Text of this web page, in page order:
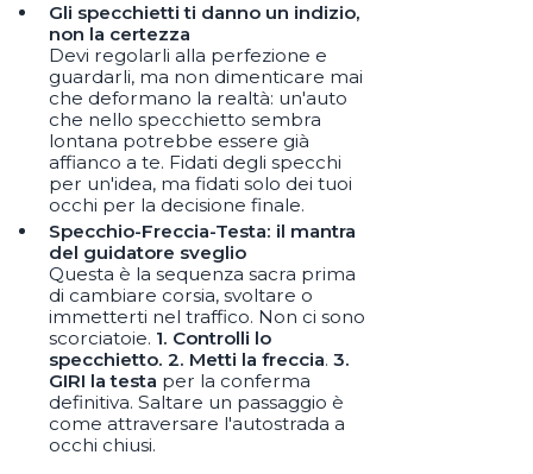
Gli specchietti ti danno un indizio,
non la certezza
Devi regolarli alla perfezione e
guardarli, ma non dimenticare mai
che deformano la realtà: un'auto
che nello specchietto sembra
lontana potrebbe essere già
affianco a te. Fidati degli specchi
per un'idea, ma fidati solo dei tuoi
occhi per la decisione finale.
Specchio-Freccia-Testa: il mantra
del guidatore sveglio
Questa è la sequenza sacra prima
di cambiare corsia, svoltare o
immetterti nel traffico. Non ci sono
scorciatoie. 1. Controlli lo
specchietto. 2. Metti la freccia.3.
GIRI la testa per la conferma
definitiva. Saltare un passaggio è
come attraversare l'autostrada a
occhi chiusi.